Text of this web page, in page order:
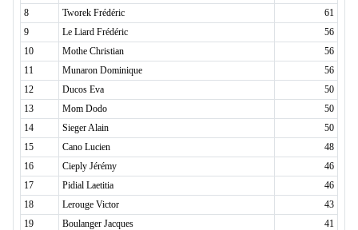
8
Tworek Frédéric
61
9
Le Liard Frédéric
56
10
Mothe Christian
56
11
Munaron Dominique
56
12
Ducos Eva
50
13
Mom Dodo
50
14
Sieger Alain
50
15
Cano Lucien
48
16
Cieply Jérémy
46
17
Pidial Laetitia
46
18
Lerouge Victor
43
19
Boulanger Jacques
41